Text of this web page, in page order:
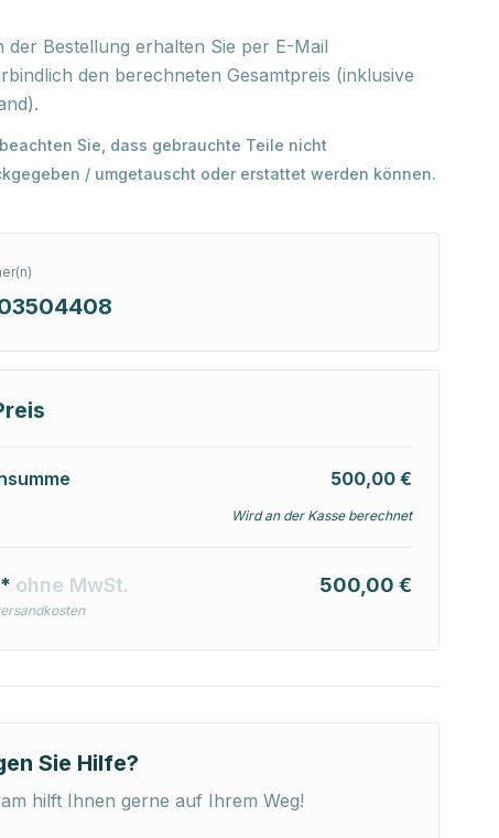
der Bestellung erhalten Sie per E-Mail
den berechneten Gesamtpreis (inklusive
Sie, dass gebrauchte Teile nicht
/ umgetauscht oder erstattet werden können.
500,00 €
Wird an der Kasse berechnet
ohne MwSt. 500,00 €
Sie Hilfe?
hilft Ihnen gerne auf Ihrem Weg!